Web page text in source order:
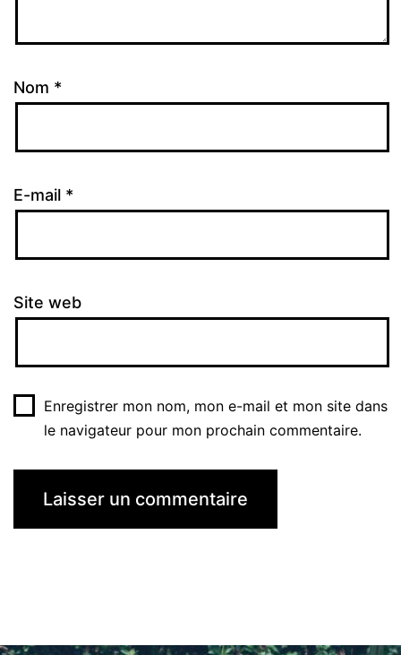
Nom *
E-mail *
Site web
Enregistrer mon nom, mon e-mail et mon site dans
le navigateur pour mon prochain commentaire.